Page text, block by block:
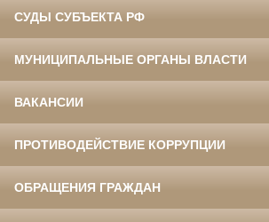
СУДЫ СУБЪЕКТА РФ
МУНИЦИПАЛЬНЫЕ ОРГАНЫ ВЛАСТИ
ВАКАНСИИ
ПРОТИВОДЕЙСТВИЕ КОРРУПЦИИ
ОБРАЩЕНИЯ ГРАЖДАН